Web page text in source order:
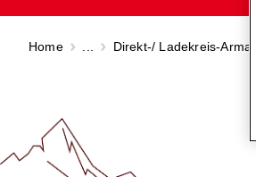
Home Direkt-/ Ladekreis-